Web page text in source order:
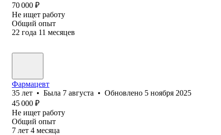
70 000 ₽
Не ищет работу
Общий опыт
22 года 11 месяцев
Фармацевт
35 лет • Была 7 августа • Обновлено 5 ноября 2025
45 000 ₽
Не ищет работу
Общий опыт
7 лет 4 месяца